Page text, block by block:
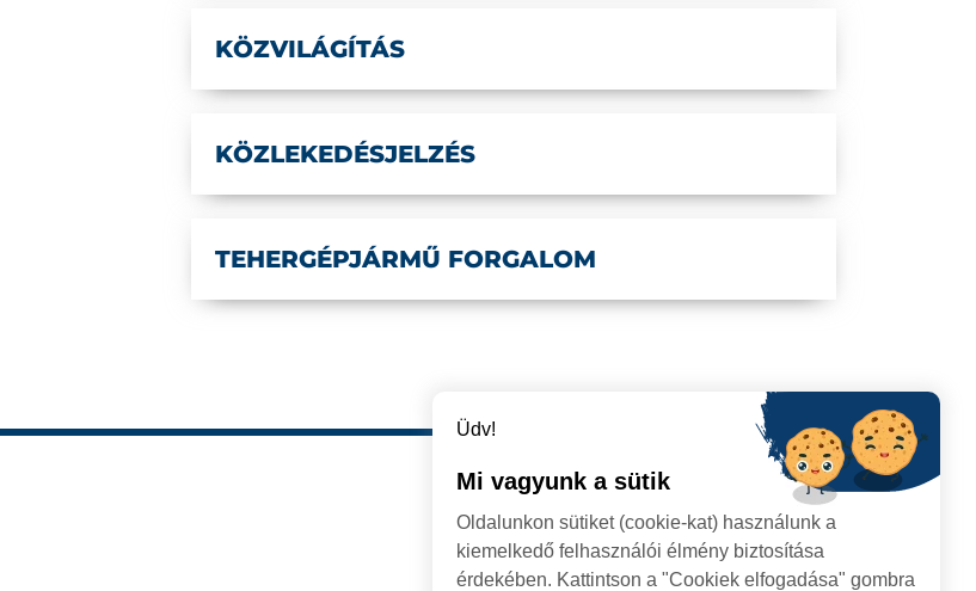
KÖZVILÁGÍTÁS
KÖZLEKEDÉSJELZÉS
TEHERGÉPJÁRMŰ FORGALOM
Üdv!
Mi vagyunk a sütik
Oldalunkon sütiket (cookie-kat) használunk a
kiemelkedő felhasználói élmény biztosítása
érdekében. Kattintson a "Cookiek elfogadása" gombra